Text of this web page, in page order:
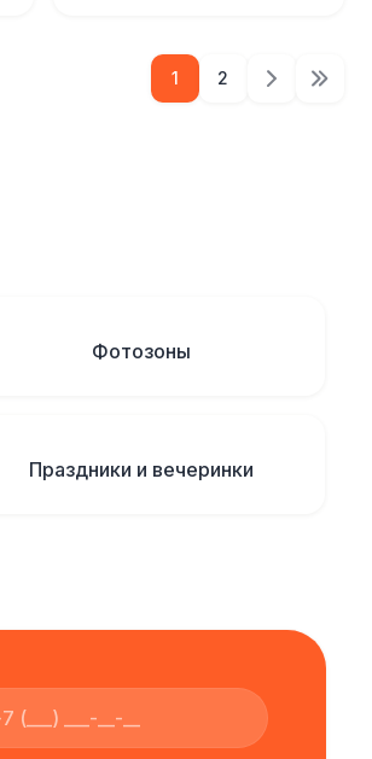
1 2
Фотозоны
Праздники и вечеринки